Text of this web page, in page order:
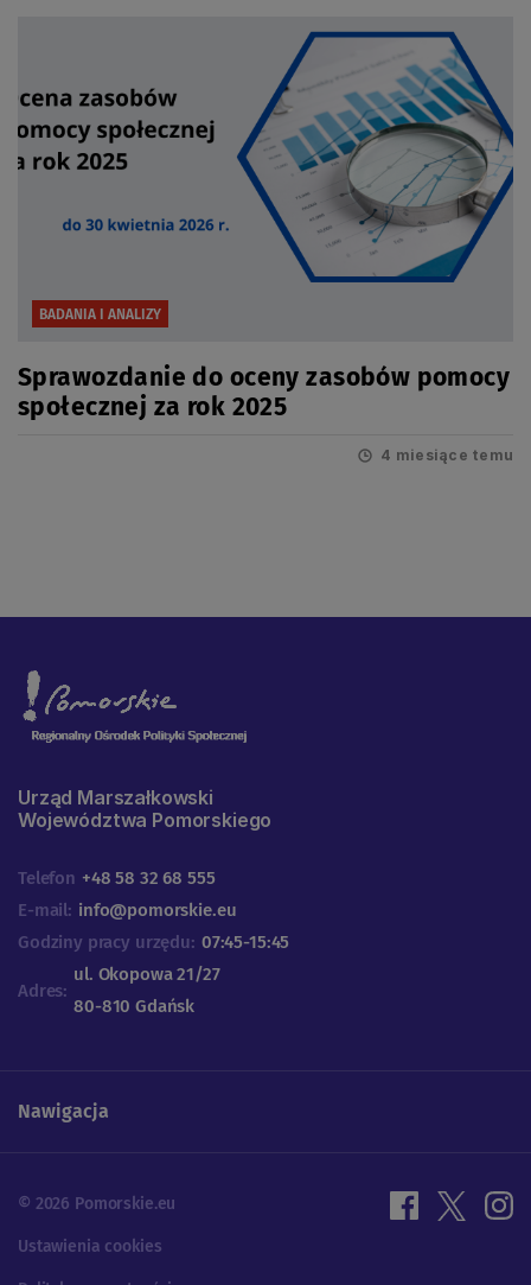
BADANIA I ANALIZY
Sprawozdanie do oceny zasobów pomocy
społecznej za rok 2025
4 miesiące temu
Urząd Marszałkowski
Województwa Pomorskiego
Telefon +48 58 32 68 555
E-mail: info@pomorskie.eu
Godziny pracy urzędu: 07:45-15:45
Adres:
ul. Okopowa 21/27
80-810 Gdańsk
Nawigacja
© 2026 Pomorskie.eu
Ustawienia cookies